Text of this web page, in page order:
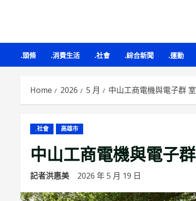
.頭條 .消費生活 .社會 .綜合新聞 .運動
Home 2026 5 月 中山工商電機與電子群
.社會 高雄市
中山工商電機與電子
記者洪惠美 2026 年 5 月 19 日